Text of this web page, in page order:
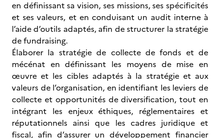
en définissant sa vision, ses missions, ses spécificités
et ses valeurs, et en conduisant un audit interne à
l’aide d’outils adaptés, afin de structurer la stratégie
de fundraising.
Élaborer la stratégie de collecte de fonds et de
mécénat en définissant les moyens de mise en
œuvre et les cibles adaptés à la stratégie et aux
valeurs de l’organisation, en identifiant les leviers de
collecte et opportunités de diversification, tout en
intégrant les enjeux éthiques, réglementaires et
réputationnels ainsi que les cadres juridique et
fiscal, afin d’assurer un développement financier